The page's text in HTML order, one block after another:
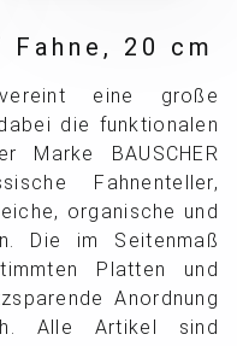
20 cm
eine große
die funktionalen
Marke BAUSCHER
Fahnenteller,
organische und
Die im Seitenmaß
Platten und
Anordnung
Alle Artikel sind